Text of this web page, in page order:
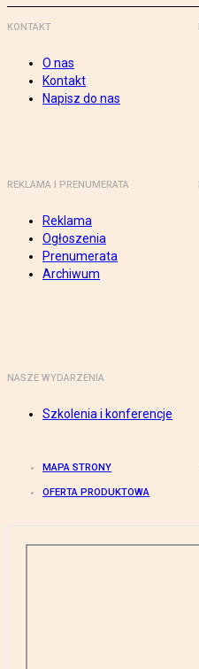
KONTAKT
O nas
Kontakt
Napisz do nas
REKLAMA I PRENUMERATA
Reklama
Ogłoszenia
Prenumerata
Archiwum
NASZE WYDARZENIA
Szkolenia i konferencje
MAPA STRONY
OFERTA PRODUKTOWA